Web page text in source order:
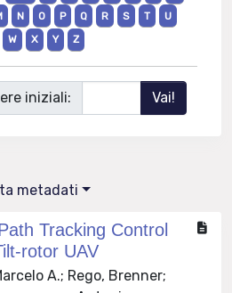
N O P Q R S T
U
W X Y Z
iniziali:
metadati
Tracking Control
rotor UAV
A.; Rego, Brenner;